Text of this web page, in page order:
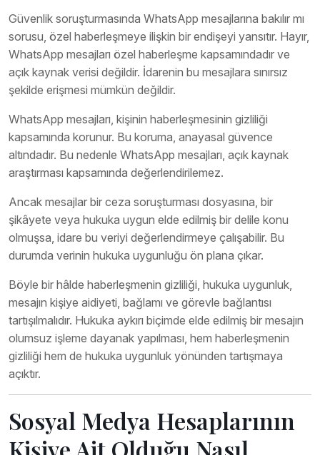
Güvenlik soruşturmasında WhatsApp mesajlarına bakılır mı
sorusu, özel haberleşmeye ilişkin bir endişeyi yansıtır. Hayır,
WhatsApp mesajları özel haberleşme kapsamındadır ve
açık kaynak verisi değildir. İdarenin bu mesajlara sınırsız
şekilde erişmesi mümkün değildir.
WhatsApp mesajları, kişinin haberleşmesinin gizliliği
kapsamında korunur. Bu koruma, anayasal güvence
altındadır. Bu nedenle WhatsApp mesajları, açık kaynak
araştırması kapsamında değerlendirilemez.
Ancak mesajlar bir ceza soruşturması dosyasına, bir
şikâyete veya hukuka uygun elde edilmiş bir delile konu
olmuşsa, idare bu veriyi değerlendirmeye çalışabilir. Bu
durumda verinin hukuka uygunluğu ön plana çıkar.
Böyle bir hâlde haberleşmenin gizliliği, hukuka uygunluk,
mesajın kişiye aidiyeti, bağlamı ve görevle bağlantısı
tartışılmalıdır. Hukuka aykırı biçimde elde edilmiş bir mesajın
olumsuz işleme dayanak yapılması, hem haberleşmenin
gizliliği hem de hukuka uygunluk yönünden tartışmaya
açıktır.
Sosyal Medya Hesaplarının